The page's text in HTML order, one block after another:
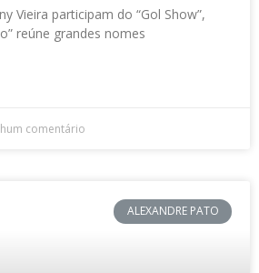
Vieira participam do “Gol Show”,
reúne grandes nomes
comentário
ALEXANDRE PATO